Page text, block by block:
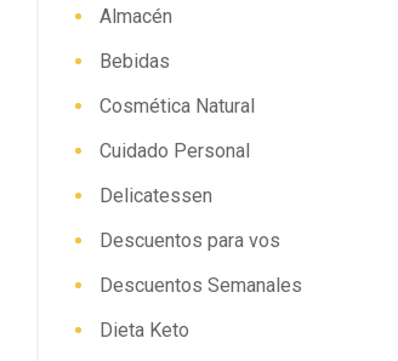
Almacén
Bebidas
Cosmética Natural
Cuidado Personal
Delicatessen
Descuentos para vos
Descuentos Semanales
Dieta Keto